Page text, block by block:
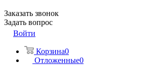
Заказать звонок
Задать вопрос
Войти
Корзина0
Отложенные0